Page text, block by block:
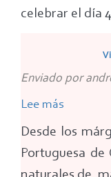
celebrar el día
Enviado por
Lee más
Desde los
Portuguesa de